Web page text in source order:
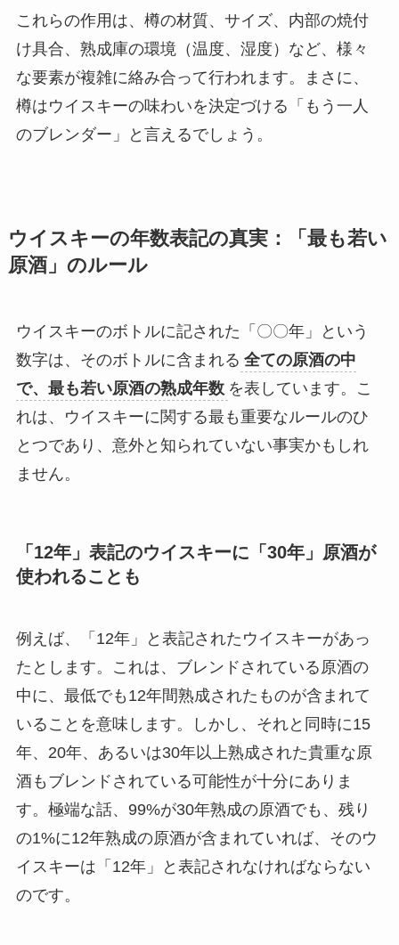
これらの作用は、樽の材質、サイズ、内部の焼付
け具合、熟成庫の環境（温度、湿度）など、様々
な要素が複雑に絡み合って行われます。まさに、
樽はウイスキーの味わいを決定づける「もう一人
のブレンダー」と言えるでしょう。
ウイスキーの年数表記の真実：「最も若い
原酒」のルール
ウイスキーのボトルに記された「〇〇年」という
数字は、そのボトルに含まれる 全ての原酒の中
で、最も若い原酒の熟成年数 を表しています。こ
れは、ウイスキーに関する最も重要なルールのひ
とつであり、意外と知られていない事実かもしれ
ません。
「12年」表記のウイスキーに「30年」原酒が
使われることも
例えば、「12年」と表記されたウイスキーがあっ
たとします。これは、ブレンドされている原酒の
中に、最低でも12年間熟成されたものが含まれて
いることを意味します。しかし、それと同時に15
年、20年、あるいは30年以上熟成された貴重な原
酒もブレンドされている可能性が十分にありま
す。極端な話、99%が30年熟成の原酒でも、残り
の1%に12年熟成の原酒が含まれていれば、そのウ
イスキーは「12年」と表記されなければならない
のです。